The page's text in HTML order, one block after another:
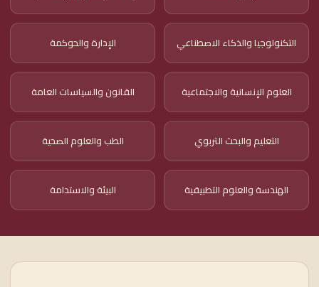
التكنولوجيا والذكاء الاصطناعي الإدارة والحوكمة
العلوم الإنسانية والاجتماعية القانون والسياسات العامة
التعليم والبحث التربوي الطب والعلوم الصحية
الهندسة والعلوم التطبيقية البيئة والاستدامة